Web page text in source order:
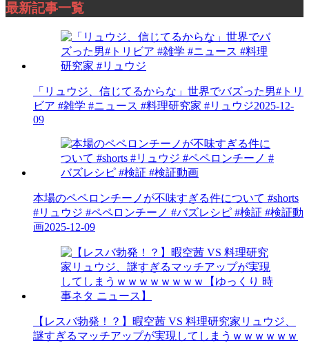
最新記事一覧
「リュウジ、信じてるからな」世界でバズった男#トリ
ビア #雑学 #ニュース #料理研究家 #リュウジ2025-12-
09
本場のペペロンチーノが不味すぎる件について #shorts
#リュウジ #ペペロンチーノ #バズレシピ #検証 #検証動
画2025-12-09
【レスバ勃発！？】暇空茜 VS 料理研究家リュウジ、
謎すぎるマッチアップが実現してしまうｗｗｗｗｗｗ